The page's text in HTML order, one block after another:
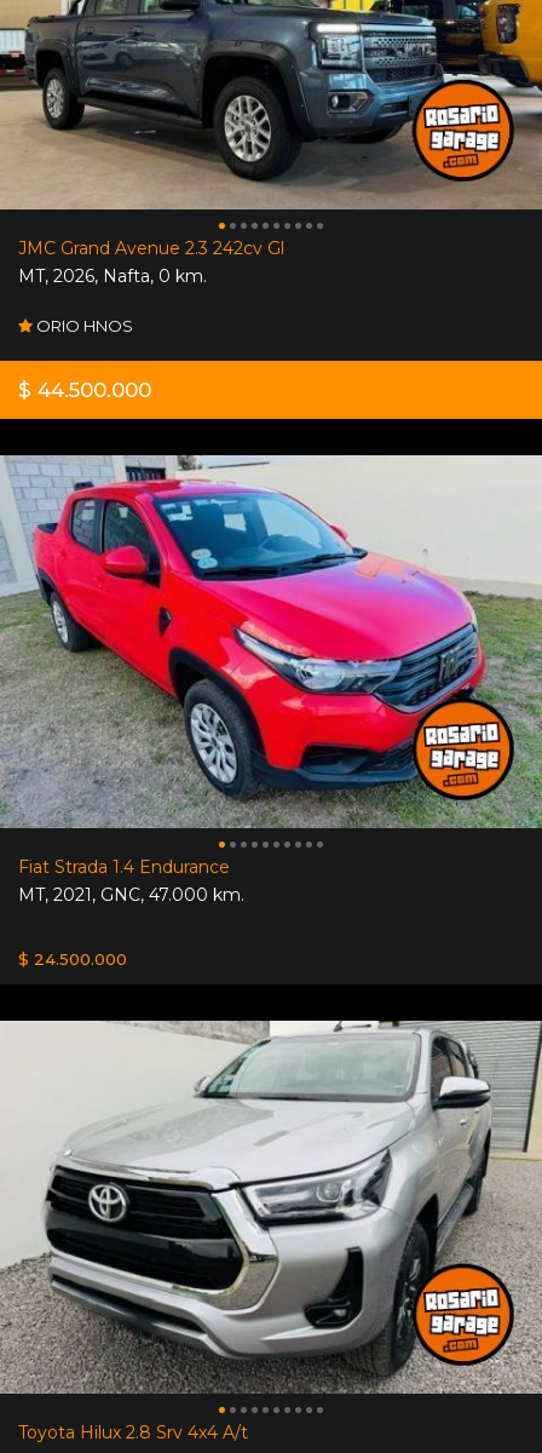
JMC Grand Avenue 2.3 242cv Gl
MT, 2026, Nafta, 0 km.
ORIO HNOS
$ 44.500.000
Fiat Strada 1.4 Endurance
MT, 2021, GNC, 47.000 km.
$ 24.500.000
Toyota Hilux 2.8 Srv 4x4 A/t